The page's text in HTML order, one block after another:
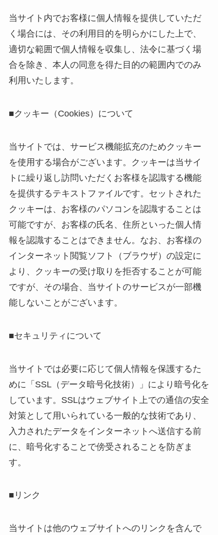
当サイト内でお客様に個人情報を提供していただ
く場合には、その利用目的を明らかにした上で、
適切な範囲で個人情報を収集し、法令に基づく場
合を除き、本人の同意を得た目的の範囲内でのみ
利用いたします。
■クッキー（Cookies）について
当サイトでは、サービス機能拡充のためクッキー
を使用する場合がございます。クッキーは当サイ
トに繰り返し訪問いただくお客様を認識する機能
を提供するテキストファイルです。セットされた
クッキーは、お客様のパソコンを認識することは
可能ですが、お客様の氏名、住所といった個人情
報を認識することはできません。なお、お客様の
インターネット閲覧ソフト（ブラウザ）の設定に
より、クッキーの受け取りを拒否することが可能
ですが、その場合、当サイトのサービスが一部機
能しないことがございます。
■セキュリティについて
当サイトでは必要に応じて個人情報を保護するた
めに「SSL（データ暗号化技術）」により暗号化を
しています。SSLはウェブサイト上での通信の安全
対策として用いられている一般的な技術であり、
入力されたデータをインターネットへ送信する前
に、暗号化することで傍受されることを防ぎま
す。
■リンク
当サイトは他のウェブサイトへのリンクを含んで